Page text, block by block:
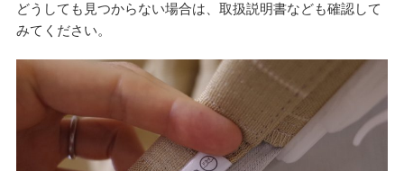
どうしても見つからない場合は、取扱説明書なども確認して
みてください。